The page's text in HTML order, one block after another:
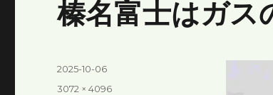
榛名富士はガス
投
2025-10-06
フ
3072 × 4096